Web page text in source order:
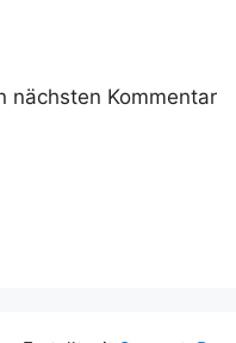
nächsten Kommentar